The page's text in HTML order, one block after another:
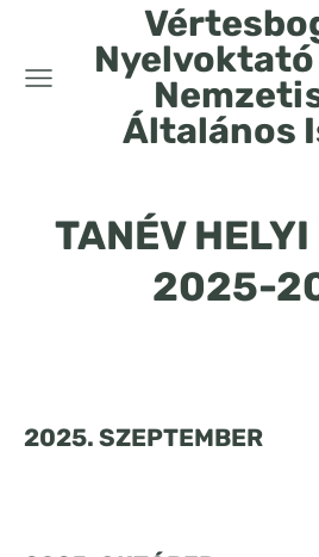
Általános
TANÉV
2025-
2025. SZEPTEMBER